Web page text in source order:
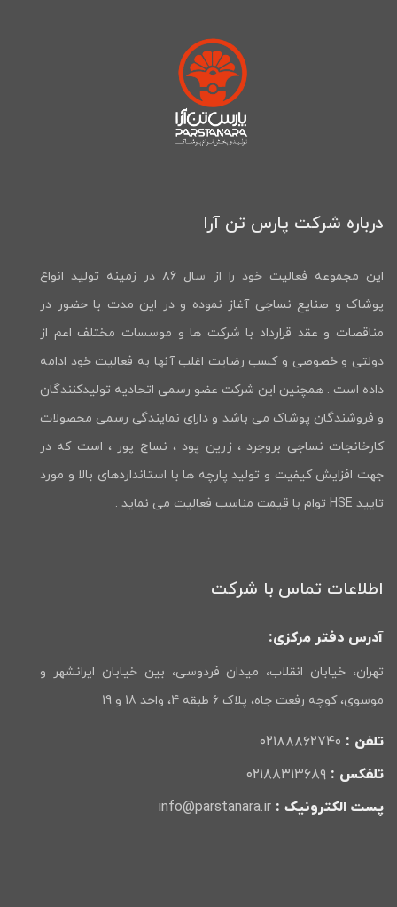
درباره شرکت پارس تن آرا
این مجموعه فعالیت خود را از سال ۸۶ در زمینه تولید انواع
پوشاک و صنایع نساجی آغاز نموده و در این مدت با حضور در
مناقصات و عقد قرارداد با شرکت ها و موسسات مختلف اعم از
دولتی و خصوصی و کسب رضایت اغلب آنها به فعالیت خود ادامه
داده است . همچنین این شرکت عضو رسمی اتحادیه تولیدکنندگان
و فروشندگان پوشاک می باشد و دارای نمایندگی رسمی محصولات
کارخانجات نساجی بروجرد ، زرین پود ، نساج پور ، است که در
جهت افزایش کیفیت و تولید پارچه ها با استانداردهای بالا و مورد
تایید HSE توام با قیمت مناسب فعالیت می نماید .
اطلاعات تماس با شرکت
آدرس دفتر مرکزی:
تهران، خیابان انقلاب، میدان فردوسی، بین خیابان ایرانشهر و
موسوی، کوچه رفعت جاه، پلاک 6 طبقه 4، واحد 18 و 19
تلفن : ۰۲۱۸۸۸۶۲۷۴۰
تلفکس : ۰۲۱۸۸۳۱۳۶۸۹
پست الکترونیک : info@parstanara.ir